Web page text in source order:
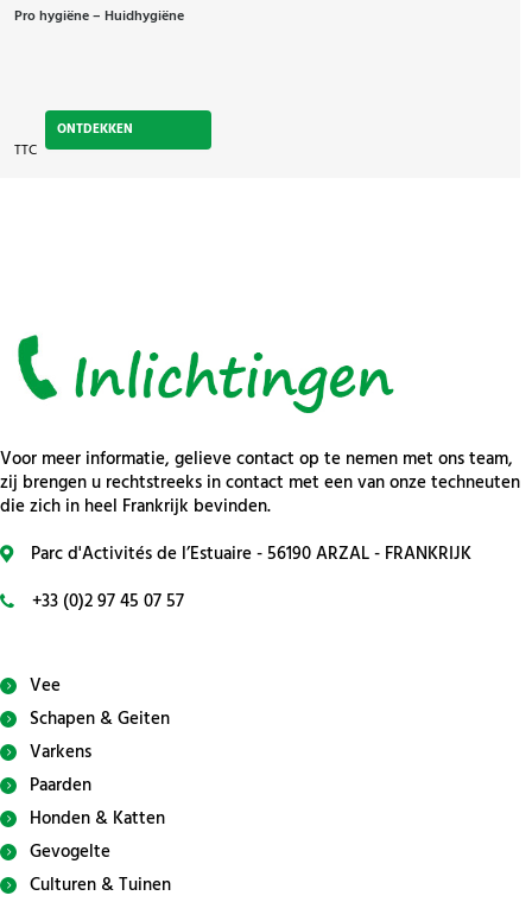
Pro hygiëne – Huidhygiëne
TTC
ONTDEKKEN
Voor meer informatie, gelieve contact op te nemen met ons team,
zij brengen u rechtstreeks in contact met een van onze techneuten
die zich in heel Frankrijk bevinden.
Parc d'Activités de l’Estuaire - 56190 ARZAL - FRANKRIJK
+33 (0)2 97 45 07 57
Vee
Schapen & Geiten
Varkens
Paarden
Honden & Katten
Gevogelte
Culturen & Tuinen